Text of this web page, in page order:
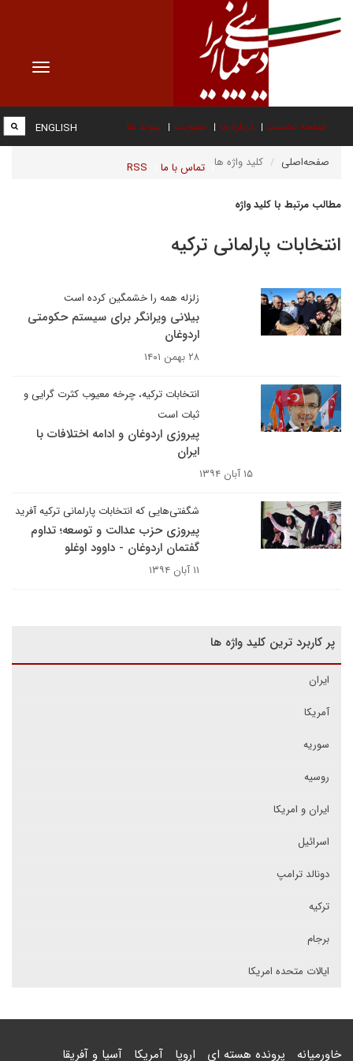
Toggle
صفحه نخست درباره ما عضویت پیوند ها
تماس با ما RSS
ENGLISH
صفحه‌اصلی کلید واژه ها
مطالب مرتبط با کلید واژه
انتخابات پارلمانی ترکیه
زلزله همه را خشمگین کرده است
بیلانی ویرانگر برای سیستم حکومتی
اردوغان
۲۸ بهمن ۱۴۰۱
انتخابات ترکیه، چرخه معیوب کثرت گرایی و
ثبات است
پیروزی اردوغان و ادامه اختلافات با
ایران
۱۵ آبان ۱۳۹۴
شگفتی‌هایی که انتخابات پارلمانی ترکیه آفرید
پیروزی حزب عدالت و توسعه؛ تداوم
گفتمان اردوغان - داوود اوغلو
۱۱ آبان ۱۳۹۴
پر کاربرد ترین کلید واژه ها
ایران
آمریکا
سوریه
روسیه
ایران و امریکا
اسرائیل
دونالد ترامپ
ترکیه
برجام
ایالات متحده امریکا
خاورمیانه پرونده هسته ای اروپا آمریکا آسیا و آفریقا